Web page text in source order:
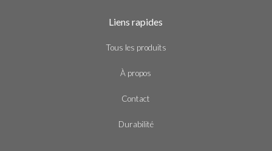
Liens rapides
Tous les produits
À propos
Contact
Durabilité